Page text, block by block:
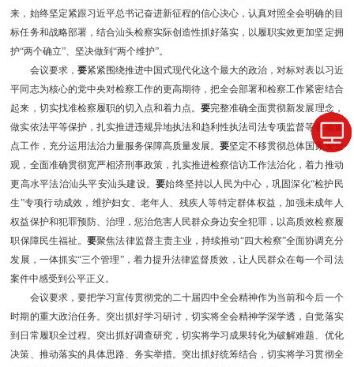
来，始终坚定紧跟习近平总书记奋进新征程的信心决心，认真对照全会明确的目
标任务和战略部署，结合汕头检察实际创造性抓好落实，以履职实效更加坚定拥
护“两个确立”、坚决做到“两个维护”。
会议要求， 要紧紧围绕推进中国式现代化这个最大的政治，对标对表以习近
平同志为核心的党中央对检察工作的更高期待，把全会部署和检察工作紧密结合
起来，切实找准检察履职的切入点和着力点。要完整准确全面贯彻新发展理念，
做实依法平等保护，扎实推进违规异地执法和趋利性执法司法专项监督等各项重
点工作，充分运用法治力量服务保障高质量发展。要坚定不移贯彻总体国家安全
观，全面准确贯彻宽严相济刑事政策，扎实推进检察信访工作法治化，着力推动
更高水平法治汕头平安汕头建设。要始终坚持以人民为中心，巩固深化“检护民
生”专项行动成效，维护妇女、老年人、残疾人等特定群体权益，加强未成年人
权益保护和犯罪预防、治理，惩治危害人民群众身边安全犯罪，以高质效检察履
职保障民生福祉。要聚焦法律监督主责主业，持续推动“四大检察”全面协调充分
发展，一体抓实“三个管理”，着力提升法律监督质效，让人民群众在每一个司法
案件中感受到公平正义。
会议要求，要把学习宣传贯彻党的二十届四中全会精神作为当前和今后一个
时期的重大政治任务。突出抓好学习研讨，切实将全会精神学深学透，自觉落实
到日常履职全过程。突出抓好调查研究，切实将学习成果转化为破解难题、优化
决策、推动落实的具体思路、务实举措。突出抓好统筹结合，切实将学习贯彻全